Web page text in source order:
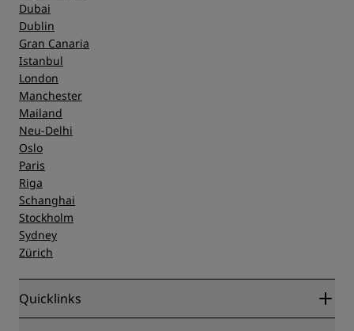
Dubai
Dublin
Gran Canaria
Istanbul
London
Manchester
Mailand
Neu-Delhi
Oslo
Paris
Riga
Schanghai
Stockholm
Sydney
Zürich
Quicklinks